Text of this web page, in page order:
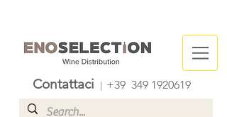
Contattaci +39 349 1920619